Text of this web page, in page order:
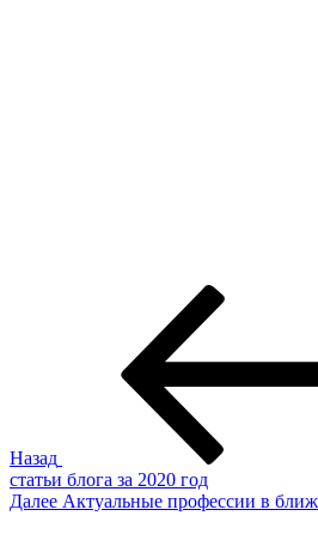
Назад
статьи блога за 2020 год
Следующая
Далее Актуальные профессии в